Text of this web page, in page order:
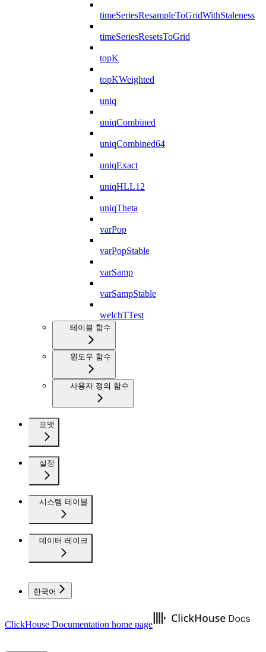
timeSeriesResampleToGridWithStaleness
timeSeriesResetsToGrid
topK
topKWeighted
uniq
uniqCombined
uniqCombined64
uniqExact
uniqHLL12
uniqTheta
varPop
varPopStable
varSamp
varSampStable
welchTTest
테이블 함수
윈도우 함수
사용자 정의 함수
포맷
설정
시스템 테이블
데이터 레이크
한국어
ClickHouse Documentation home page